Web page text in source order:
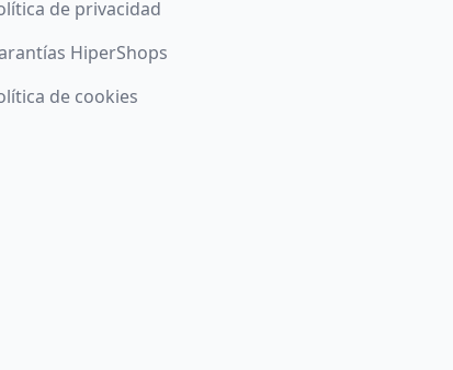
de privacidad
HiperShops
de cookies